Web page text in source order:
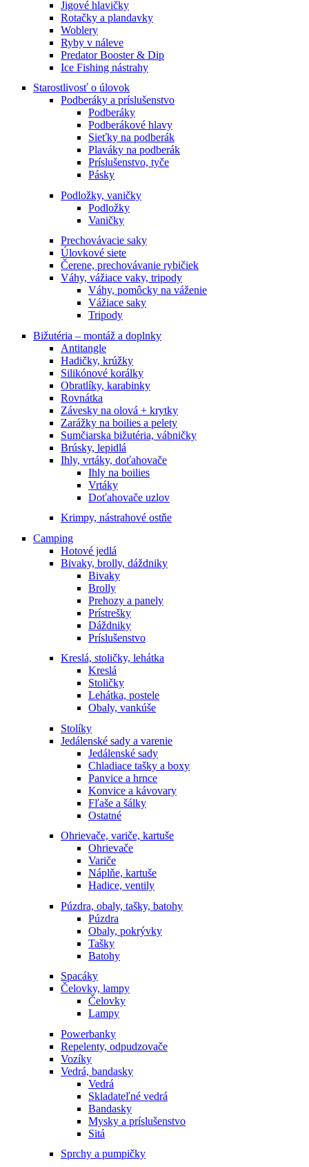
Jigové hlavičky
Rotačky a plandavky
Woblery
Ryby v náleve
Predator Booster & Dip
Ice Fishing nástrahy
Starostlivosť o úlovok
Podberáky a príslušenstvo
Podberáky
Podberákové hlavy
Sieťky na podberák
Plaváky na podberák
Príslušenstvo, tyče
Pásky
Podložky, vaničky
Podložky
Vaničky
Prechovávacie saky
Úlovkové siete
Čerene, prechovávanie rybičiek
Váhy, vážiace vaky, tripody
Váhy, pomôcky na váženie
Vážiace saky
Tripody
Bižutéria – montáž a doplnky
Antitangle
Hadičky, krúžky
Silikónové korálky
Obratlíky, karabinky
Rovnátka
Závesky na olová + krytky
Zarážky na boilies a pelety
Sumčiarska bižutéria, vábničky
Brúsky, lepidlá
Ihly, vrtáky, doťahovače
Ihly na boilies
Vrtáky
Doťahovače uzlov
Krimpy, nástrahové ostňe
Camping
Hotové jedlá
Bivaky, brolly, dáždniky
Bivaky
Brolly
Prehozy a panely
Prístrešky
Dáždniky
Príslušenstvo
Kreslá, stoličky, lehátka
Kreslá
Stoličky
Lehátka, postele
Obaly, vankúše
Stolíky
Jedálenské sady a varenie
Jedálenské sady
Chladiace tašky a boxy
Panvice a hrnce
Konvice a kávovary
Fľaše a šálky
Ostatné
Ohrievače, variče, kartuše
Ohrievače
Variče
Náplňe, kartuše
Hadice, ventily
Púzdra, obaly, tašky, batohy
Púzdra
Obaly, pokrývky
Tašky
Batohy
Spacáky
Čelovky, lampy
Čelovky
Lampy
Powerbanky
Repelenty, odpudzovače
Vozíky
Vedrá, bandasky
Vedrá
Skladateľné vedrá
Bandasky
Mysky a príslušenstvo
Sitá
Sprchy a pumpičky